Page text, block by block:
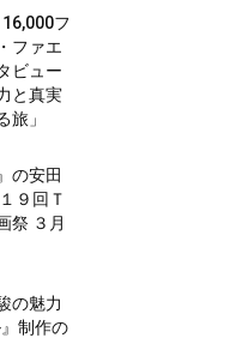
16,000フ
ファエ
ビュー
と真実
旅」
の安田
９回Ｔ
祭 ３月
の魅力
制作の